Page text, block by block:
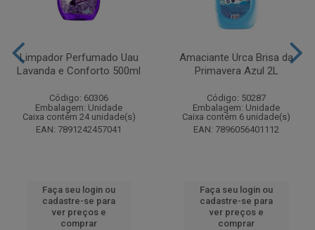
Limpador Perfumado Uau
Lavanda e Conforto 500ml
Código: 60306
Embalagem: Unidade
Caixa contém 24 unidade(s)
EAN: 7891242457041
Faça seu login ou
cadastre-se para
ver preços e
comprar
Amaciante Urca Brisa da
Primavera Azul 2L
Código: 50287
Embalagem: Unidade
Caixa contém 6 unidade(s)
EAN: 7896056401112
Faça seu login ou
cadastre-se para
ver preços e
comprar